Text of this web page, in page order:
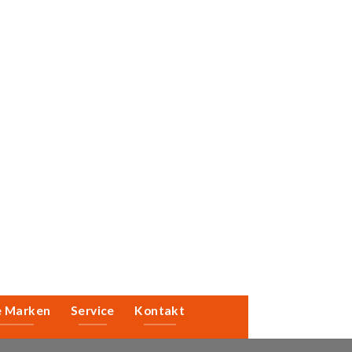
Marken Service Kontakt